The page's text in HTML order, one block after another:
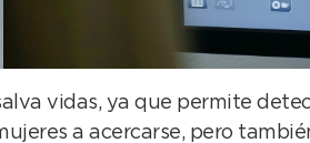
vidas, ya que permite
a acercarse, pero